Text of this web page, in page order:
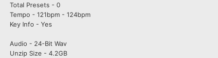
Total Presets - 0
Tempo - 121bpm - 124bpm
Key Info - Yes
Audio - 24-Bit Wav
Unzip Size - 4.2GB